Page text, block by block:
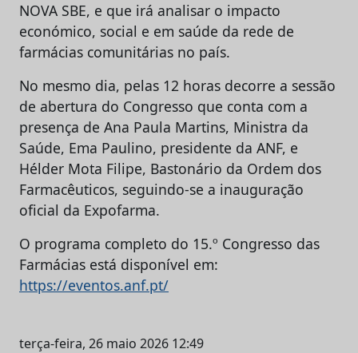
NOVA SBE, e que irá analisar o impacto
económico, social e em saúde da rede de
farmácias comunitárias no país.
No mesmo dia, pelas 12 horas decorre a sessão
de abertura do Congresso que conta com a
presença de Ana Paula Martins, Ministra da
Saúde, Ema Paulino, presidente da ANF, e
Hélder Mota Filipe, Bastonário da Ordem dos
Farmacêuticos, seguindo-se a inauguração
oficial da Expofarma.
O programa completo do 15.º Congresso das
Farmácias está disponível em:
https://eventos.anf.pt/
terça-feira, 26 maio 2026 12:49